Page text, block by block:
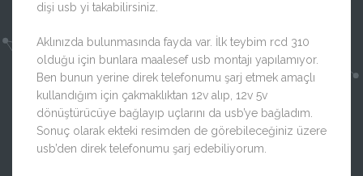
dişi usb yi takabilirsiniz.
Aklınızda bulunmasında fayda var. İlk teybim rcd 310
olduğu için bunlara maalesef usb montajı yapılamıyor.
Ben bunun yerine direk telefonumu şarj etmek amaçlı
kullandığım için çakmaklıktan 12v alıp, 12v 5v
dönüştürücüye bağlayıp uçlarını da usb’ye bağladım.
Sonuç olarak ekteki resimden de görebileceğiniz üzere
usb’den direk telefonumu şarj edebiliyorum.